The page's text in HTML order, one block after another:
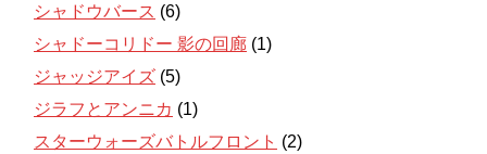
シャドウバース (6)
シャドーコリドー 影の回廊 (1)
ジャッジアイズ (5)
ジラフとアンニカ (1)
スターウォーズバトルフロント (2)